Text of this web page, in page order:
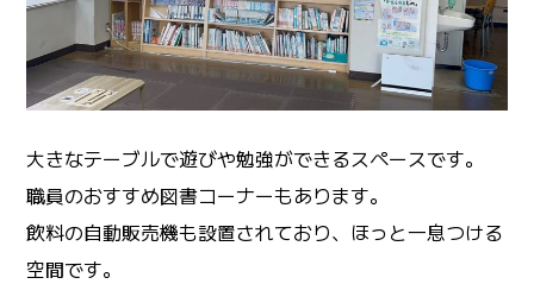
大きなテーブルで遊びや勉強ができるスペースです。
職員のおすすめ図書コーナーもあります。
飲料の自動販売機も設置されており、ほっと一息つける
空間です。